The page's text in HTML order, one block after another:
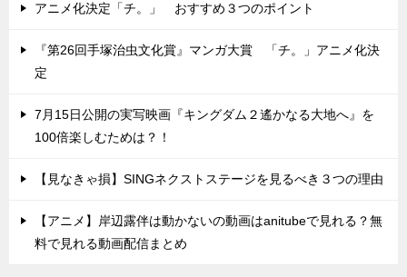
アニメ化決定「チ。」 おすすめ３つのポイント
『第26回手塚治虫文化賞』マンガ大賞 「チ。」アニメ化決
定
7月15日公開の実写映画『キングダム２遙かなる大地へ』を
100倍楽しむためは？！
【見なきゃ損】SINGネクストステージを見るべき３つの理由
【アニメ】岸辺露伴は動かないの動画はanitubeで見れる？無
料で見れる動画配信まとめ